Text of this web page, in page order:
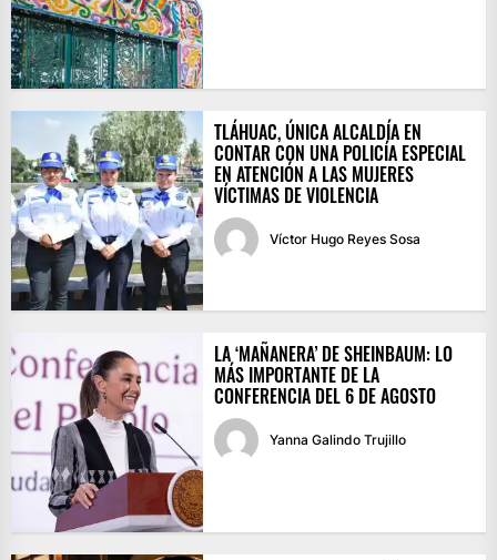
TLÁHUAC, ÚNICA ALCALDÍA EN
CONTAR CON UNA POLICÍA ESPECIAL
EN ATENCIÓN A LAS MUJERES
VÍCTIMAS DE VIOLENCIA
Víctor Hugo Reyes Sosa
LA ‘MAÑANERA’ DE SHEINBAUM: LO
MÁS IMPORTANTE DE LA
CONFERENCIA DEL 6 DE AGOSTO
Yanna Galindo Trujillo